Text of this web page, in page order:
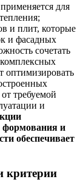
для
и плит, которые
и фасадных
сочетать
оптимизировать
требуемой
и
формования и
обеспечивает
критерии